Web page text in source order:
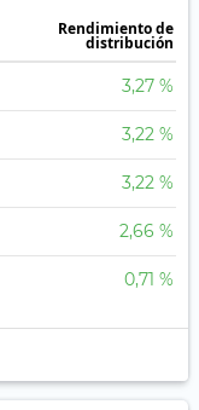
Rendimiento de
distribución
3,27 %
3,22 %
3,22 %
2,66 %
0,71 %